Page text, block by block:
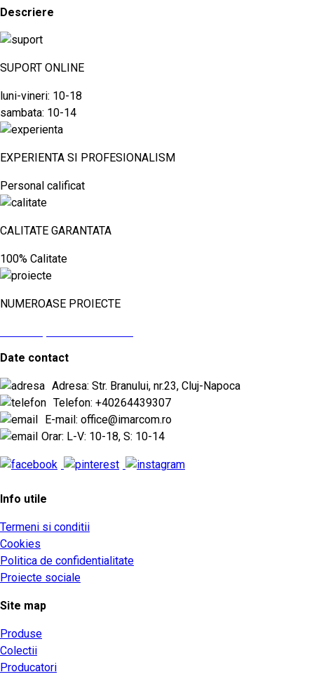
Descriere
SUPORT ONLINE
luni-vineri: 10-18
sambata: 10-14
EXPERIENTA SI PROFESIONALISM
Personal calificat
CALITATE GARANTATA
100% Calitate
NUMEROASE PROIECTE
Date contact
Adresa: Str. Branului, nr.23, Cluj-Napoca
Telefon: +40264439307
E-mail: office@imarcom.ro
Orar: L-V: 10-18, S: 10-14
Info utile
Termeni si conditii
Cookies
Politica de confidentialitate
Proiecte sociale
Site map
Produse
Colectii
Producatori